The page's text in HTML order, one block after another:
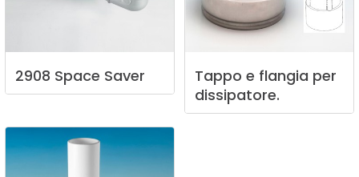
2908 Space Saver Tappo e flangia per
dissipatore.